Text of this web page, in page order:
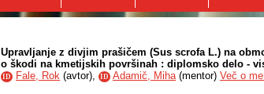
Upravljanje z divjim prašičem (Sus scrofa L.) na
o škodi na kmetijskih površinah : diplomsko delo -
ID Fale, Rok (avtor), ID Adamič, Miha(mentor) Več o